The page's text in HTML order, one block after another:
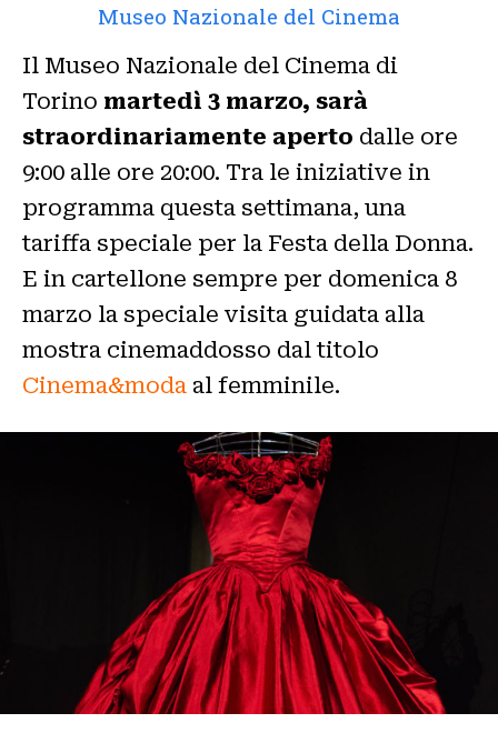
Museo Nazionale del Cinema
Il Museo Nazionale del Cinema di
Torino martedì 3 marzo, sarà
straordinariamente aperto dalle ore
9:00 alle ore 20:00. Tra le iniziative in
programma questa settimana, una
tariffa speciale per la Festa della Donna.
E in cartellone sempre per domenica 8
marzo la speciale visita guidata alla
mostra cinemaddosso dal titolo
Cinema&moda al femminile.